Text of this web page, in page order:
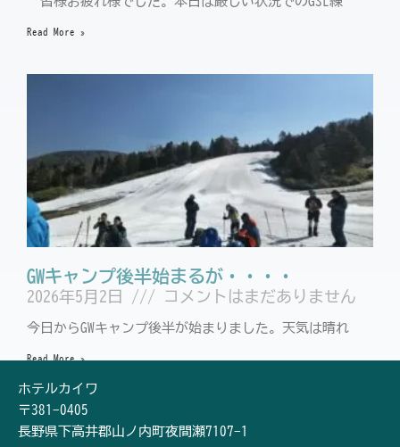
Read More »
GWキャンプ後半始まるが・・・・
2026年5月2日 コメントはまだありません
今日からGWキャンプ後半が始まりました。天気は晴れ
Read More »
« Previous
ホテルカイワ
〒381-0405
長野県下高井郡山ノ内町夜間瀬7107-1